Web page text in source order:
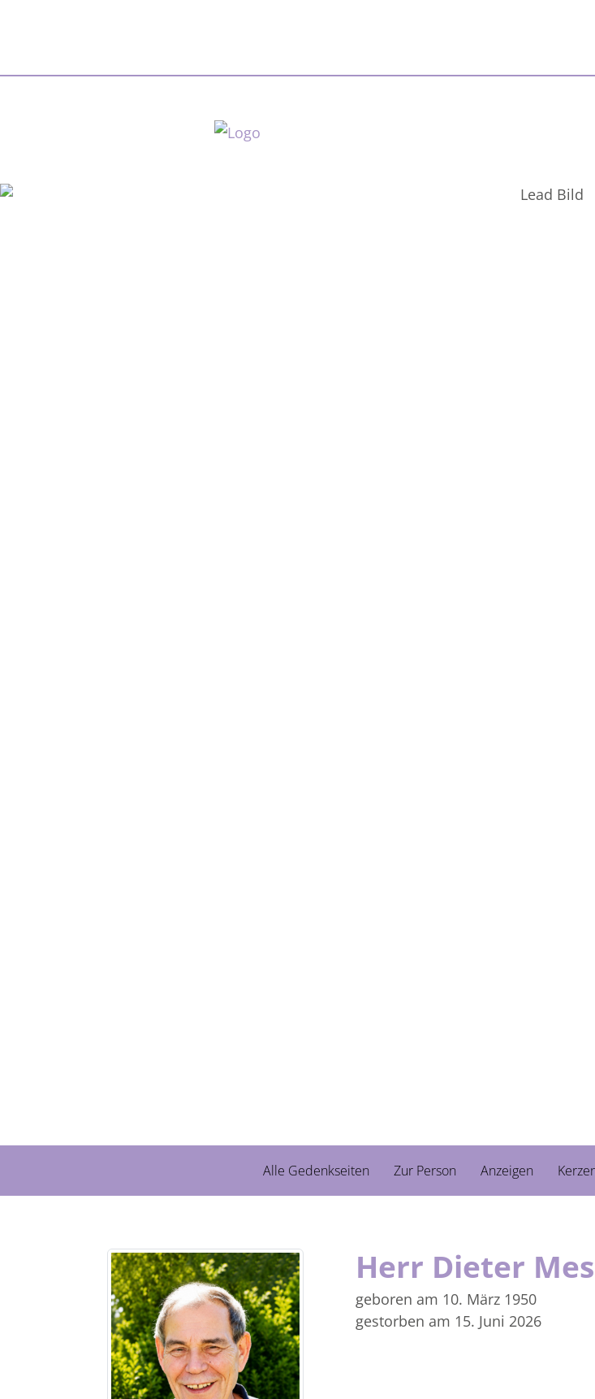
Alle Gedenkseiten Zur Person Anzeigen
Herr Dieter
geboren am 10. März 1950
gestorben am 15. Juni 2026